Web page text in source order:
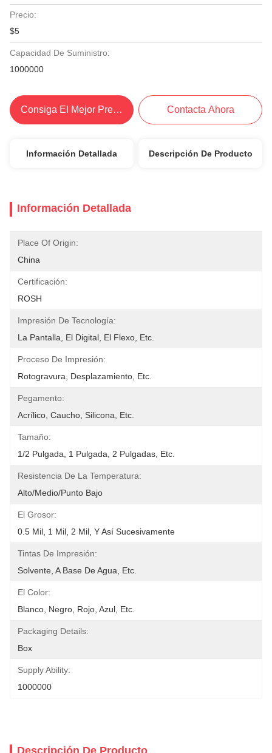
Precio:
$5
Capacidad De Suministro:
1000000
Consiga El Mejor Precio Contacta Ahora
Información Detallada Descripción De Producto
Información Detallada
Place Of Origin:
China
Certificación:
ROSH
Impresión De Tecnología:
La Pantalla, El Digital, El Flexo, Etc.
Proceso De Impresión:
Rotogravura, Desplazamiento, Etc.
Pegamento:
Acrílico, Caucho, Silicona, Etc.
Tamaño:
1/2 Pulgada, 1 Pulgada, 2 Pulgadas, Etc.
Resistencia De La Temperatura:
Alto/medio/punto Bajo
El Grosor:
0.5 Mil, 1 Mil, 2 Mil, Y Así Sucesivamente
Tintas De Impresión:
Solvente, A Base De Agua, Etc.
El Color:
Blanco, Negro, Rojo, Azul, Etc.
Packaging Details:
Box
Supply Ability:
1000000
Descripción De Producto